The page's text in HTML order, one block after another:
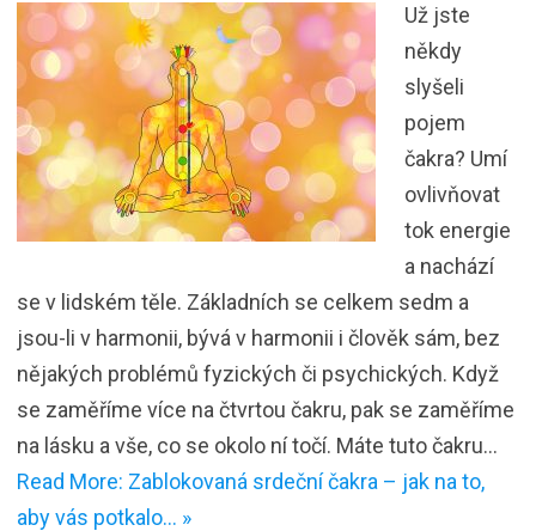
Už jste
někdy
slyšeli
pojem
čakra? Umí
ovlivňovat
tok energie
a nachází
se v lidském těle. Základních se celkem sedm a
jsou-li v harmonii, bývá v harmonii i člověk sám, bez
nějakých problémů fyzických či psychických. Když
se zaměříme více na čtvrtou čakru, pak se zaměříme
na lásku a vše, co se okolo ní točí. Máte tuto čakru…
Read More: Zablokovaná srdeční čakra – jak na to,
aby vás potkalo… »